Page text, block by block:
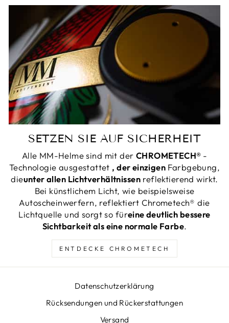
SETZEN SIE AUF SICHERHEIT
Alle MM-Helme sind mit der CHROMETECH® -
Technologie ausgestattet , der einzigen Farbgebung,
dieunter allen Lichtverhältnissenreflektierend wirkt.
Bei künstlichem Licht, wie beispielsweise
Autoscheinwerfern, reflektiert Chrometech® die
Lichtquelle und sorgt so füreine deutlich bessere
Sichtbarkeit als eine normale Farbe.
ENTDECKE CHROMETECH
Datenschutzerklärung
Rücksendungen und Rückerstattungen
Versand